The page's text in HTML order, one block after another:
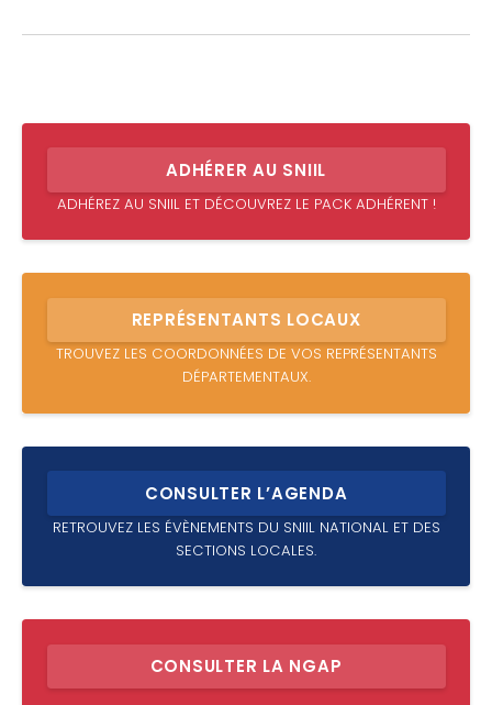
ADHÉRER AU SNIIL
ADHÉREZ AU SNIIL ET DÉCOUVREZ LE PACK ADHÉRENT !
REPRÉSENTANTS LOCAUX
TROUVEZ LES COORDONNÉES DE VOS REPRÉSENTANTS
DÉPARTEMENTAUX.
CONSULTER L’AGENDA
RETROUVEZ LES ÉVÈNEMENTS DU SNIIL NATIONAL ET DES
SECTIONS LOCALES.
CONSULTER LA NGAP